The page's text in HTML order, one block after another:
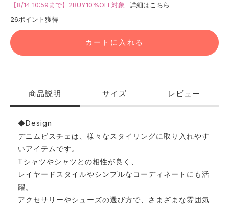
【8/14 10:59まで】2BUY10%OFF対象
詳細はこちら
26ポイント獲得
カートに入れる
商品説明 サイズ レビュー
◆Design
デニムビスチェは、様々なスタイリングに取り入れやす
いアイテムです。
Tシャツやシャツとの相性が良く、
レイヤードスタイルやシンプルなコーディネートにも活
躍。
アクセサリーやシューズの選び方で、さまざまな雰囲気